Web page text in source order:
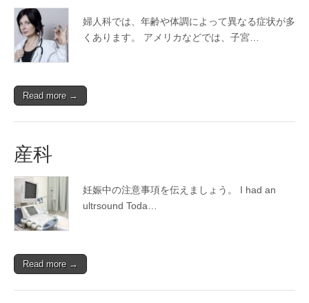
婦人科では、年齢や体調によって異なる症状が多
くあります。 アメリカなどでは、子宮…
Read more →
産科
妊娠中の注意事項を伝えましょう。 I had an
ultrsound Toda…
Read more →